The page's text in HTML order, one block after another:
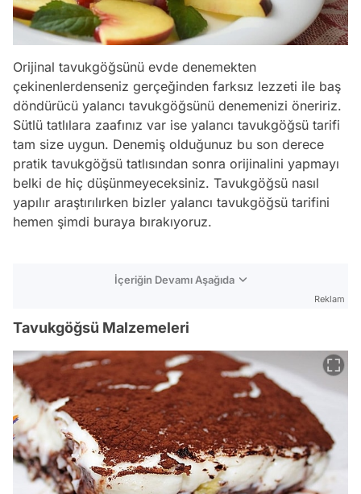
Orijinal tavukgöğsünü evde denemekten
çekinenlerdenseniz gerçeğinden farksız lezzeti ile baş
döndürücü yalancı tavukgöğsünü denemenizi öneririz.
Sütlü tatlılara zaafınız var ise yalancı tavukgöğsü tarifi
tam size uygun. Denemiş olduğunuz bu son derece
pratik tavukgöğsü tatlısından sonra orijinalini yapmayı
belki de hiç düşünmeyeceksiniz. Tavukgöğsü nasıl
yapılır araştırılırken bizler yalancı tavukgöğsü tarifini
hemen şimdi buraya bırakıyoruz.
İçeriğin Devamı Aşağıda
Reklam
Tavukgöğsü Malzemeleri